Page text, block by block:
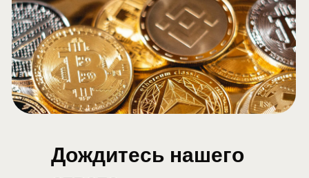
Дождитесь нашего